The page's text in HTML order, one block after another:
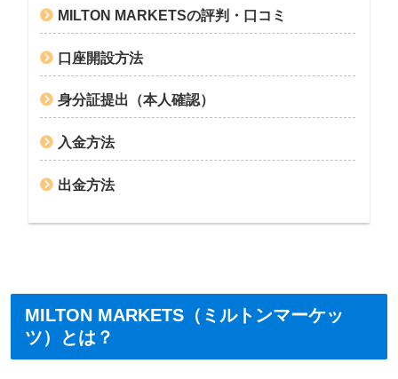
MILTON MARKETSの評判・口コミ
口座開設方法
身分証提出（本人確認）
入金方法
出金方法
MILTON MARKETS（ミルトンマーケッ
ツ）とは？